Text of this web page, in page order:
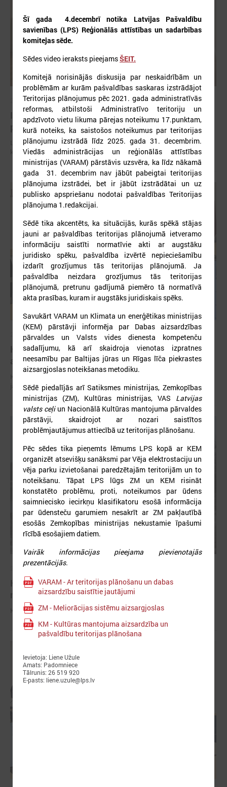
2026. gada 06. augusts
Izglītības un kultūras komitejas sēde 10.augustā
plkst.14.30
Latvijas Pašvaldību savienība (LPS) aicina piedalīties LPS Izglītības un
kultūras komitejas sēdē, kas notiks šī gada 10.augustā plkst.14.30.
2026. gada 29. aprīlis
Komitejā runā par vides piesārņojuma un ūdens
apsaimniekošanas jautājumiem
Komitejā runā par vides piesārņojuma un ūdens apsaimniekošanas
jautājumiem
2026. gada 04. marts
Komitejā informē par potenciālajiem plūdiem un
nepieciešamo rīcību
Komitejā informē par potenciālajiem plūdiem un nepieciešamo rīcību
Šī gada 4.decembrī notika Latvijas Pašvaldību
savienības (LPS) Reģionālās attīstības un sadarbības
komitejas sēde.
Sēdes video ieraksts pieejamsŠEIT.
Komitejā norisinājās diskusija par neskaidrībām un
problēmām ar kurām pašvaldības saskaras izstrādājot
Teritorijas plānojumus pēc 2021. gada administratīvās
reformas, atbilstoši Administratīvo teritoriju un
apdzīvoto vietu likuma pārejas noteikumu 17.punktam,
kurā noteiks, ka saistošos noteikumus par teritorijas
plānojumu izstrādā līdz 2025. gada 31. decembrim.
Viedās administrācijas un reģionālās attīstības
ministrijas (VARAM) pārstāvis uzsvēra, ka līdz nākamā
gada 31. decembrim nav jābūt pabeigtai teritorijas
plānojuma izstrādei, bet ir jābūt izstrādātai un uz
publisko apspriešanu nodotai pašvaldības Teritorijas
plānojuma 1.redakcijai.
Sēdē tika akcentēts, ka situācijās, kurās spēkā stājas
jauni ar pašvaldības teritorijas plānojumā ietveramo
informāciju saistīti normatīvie akti ar augstāku
juridisko spēku, pašvaldība izvērtē nepieciešamību
izdarīt grozījumus tās teritorijas plānojumā. Ja
pašvaldība neizdara grozījumus tās teritorijas
plānojumā, pretrunu gadījumā piemēro tā normatīvā
akta prasības, kuram ir augstāks juridiskais spēks.
Savukārt VARAM un Klimata un enerģētikas ministrijas
(KEM) pārstāvji informēja par Dabas aizsardzības
pārvaldes un Valsts vides dienesta kompetenču
sadalījumu, kā arī skaidroja vienotas izpratnes
neesamību par Baltijas jūras un Rīgas līča piekrastes
aizsargjoslas noteikšanas metodiku.
Sēdē piedalījās arī Satiksmes ministrijas, Zemkopības
ministrijas (ZM), Kultūras ministrijas, VAS Latvijas
valsts ceļiun Nacionālā Kultūras mantojuma pārvaldes
pārstāvji, skaidrojot ar nozari saistītos
problēmjautājumus attiecībā uz teritorijas plānošanu.
Pēc sēdes tika pieņemts lēmums LPS kopā ar KEM
organizēt atsevišķu sanāksmi par Vēja elektrostaciju un
vēja parku izvietošanai paredzētajām teritorijām un to
noteikšanu. Tāpat LPS lūgs ZM un KEM risināt
konstatēto problēmu, proti, noteikumos par ūdens
saimniecisko iecirkņu klasifikatoru esošā informācija
par ūdensteču garumiem nesakrīt ar ZM pakļautībā
esošās Zemkopības ministrijas nekustamie īpašumi
rīcībā esošajiem datiem.
Vairāk informācijas pieejama pievienotajās
prezentācijās.
VARAM - Ar teritorijas plānošanu un dabas
aizsardzību saistītie jautājumi
ZM - Meliorācijas sistēmu aizsargjoslas
KM - Kultūras mantojuma aizsardzība un
pašvaldību teritorijas plānošana
Ievietoja: Liene Užule
Amats: Padomniece
Tālrunis: 26 519 920
E-pasts: liene.uzule@lps.lv